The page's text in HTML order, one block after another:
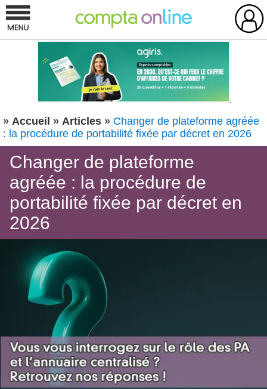
» Accueil » Articles » Changer de plateforme agréée
: la procédure de portabilité fixée par décret en 2026
Changer de plateforme
agréée : la procédure de
portabilité fixée par décret en
2026